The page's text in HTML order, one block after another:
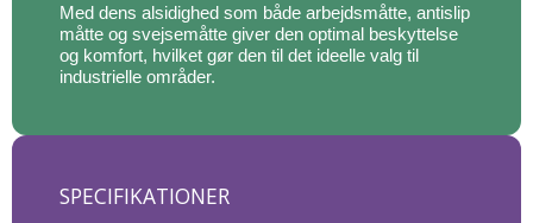
Med dens alsidighed som både arbejdsmåtte, antislip
måtte og svejsemåtte giver den optimal beskyttelse
og komfort, hvilket gør den til det ideelle valg til
industrielle områder.
SPECIFIKATIONER